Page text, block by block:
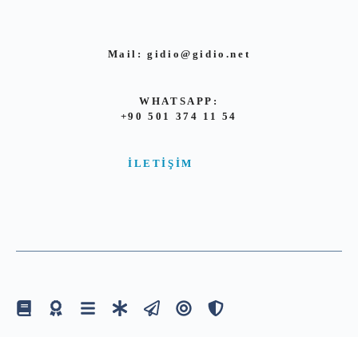
Mail: gidio@gidio.net
WHATSAPP:
+90 501 374 11 54
İLETIŞIM